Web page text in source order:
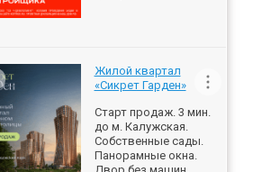
Жилой квартал
«Сикрет Гарден»
Старт продаж. 3 мин.
до м. Калужская.
Собственные сады.
Панорамные окна.